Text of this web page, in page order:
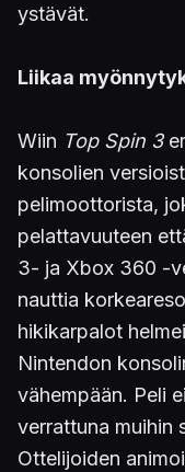
ystävät.
Liikaa
Wiin Top Spin 3
konsolien
pelimoottorista,
pelattavuuteen
3- ja Xbox 360 -
nauttia
hikikarpalot
Nintendon
vähempään. Peli
verrattuna muihin
Ottelijoiden